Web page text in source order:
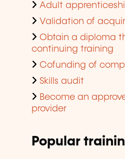
Adult
Validation of
Obtain a diploma
continuing training
Cofunding of
Skills audit
Become an
provider
Popular